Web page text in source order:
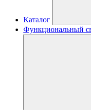
Каталог
Функциональный